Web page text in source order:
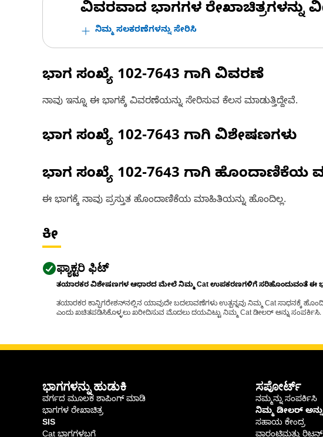
ವಿವರವಾದ ಭಾಗಗಳ ರೇಖಾಚಿತ್ರಗಳನ್ನು
ನಿಮ್ಮ ಸಲಕರಣೆಗಳನ್ನು ಸೇರಿಸಿ
ಭಾಗ ಸಂಖ್ಯೆ 102-7643 ಗಾಗಿ ವಿವರಣೆ
ನಾವು ಇನ್ನೂ ಈ ಭಾಗಕ್ಕೆ ವಿವರಣೆಯನ್ನು ಸೇರಿಸುವ ಕೆಲಸ ಮಾಡುತ್ತಿದ್ದೇವೆ.
ಭಾಗ ಸಂಖ್ಯೆ 102-7643 ಗಾಗಿ ವಿಶೇಷಣಗಳು
ಭಾಗ ಸಂಖ್ಯೆ 102-7643 ಗಾಗಿ ಹೊಂದಾಣಿಕೆಯ
ಈ ಭಾಗಕ್ಕೆ ನಾವು ಪ್ರಸ್ತುತ ಹೊಂದಾಣಿಕೆಯ ಮಾಹಿತಿಯನ್ನು ಹೊಂದಿಲ್ಲ.
ಕೀ
ಫ್ಯಾಕ್ಟರಿ ಫಿಟ್
ತಯಾರಕರ ವಿಶೇಷಣಗಳ ಆಧಾರದ ಮೇಲೆ ನಿಮ್ಮ Cat ಉಪಕರಣಗಳಿಗೆ ಸರಿಹೊಂದುವಂತೆ ಈ
ತಯಾರಕರ ಕಾನ್ಫಿಗರೇಶನ್‌ನಲ್ಲಿನ ಯಾವುದೇ ಬದಲಾವಣೆಗಳು ಉತ್ಪನ್ನವು ನಿಮ್ಮ Cat ಸಾಧನಕ್ಕೆ
ಎಂದು ಖಚಿತಪಡಿಸಿಕೊಳ್ಳಲು ಖರೀದಿಸುವ ಮೊದಲು ದಯವಿಟ್ಟು ನಿಮ್ಮ Cat ಡೀಲರ್ ಅನ್ನು
ಭಾಗಗಳನ್ನು ಹುಡುಕಿ
ವರ್ಗದ ಮೂಲಕ ಶಾಪಿಂಗ್ ಮಾಡಿ
ಭಾಗಗಳ ರೇಖಾಚಿತ್ರ
SIS
ಸಪೋರ್ಟ್
ನಮ್ಮನ್ನು ಸಂಪರ್ಕಿಸಿ
ನಿಮ್ಮ ಡೀಲರ್
ಸಹಾಯ ಕೇಂದ್ರ